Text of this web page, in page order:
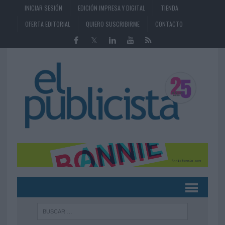
INICIAR SESIÓN EDICIÓN IMPRESA Y DIGITAL
TIENDA
OFERTA EDITORIAL
QUIERO SUSCRIBIRME CONTACTO